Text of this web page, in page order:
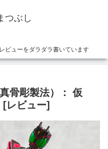
つぶし
ビューをダラダラ書いています
骨彫製法）： 仮
レビュー]